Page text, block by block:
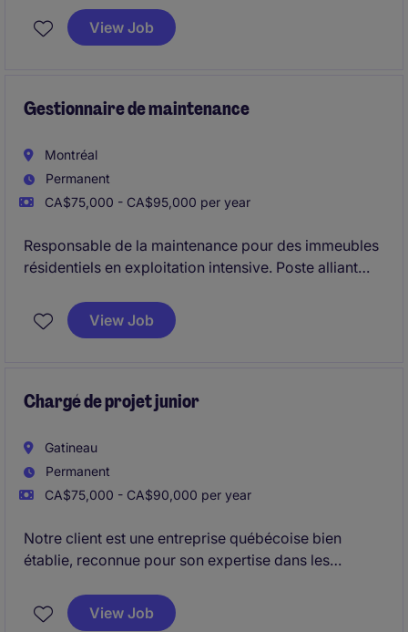
de l'énergie et des ressources naturelles. Vous
jouerez un rôle clé dans la coordination des équipes
View Job
Gestionnaire de maintenance
Montréal
Permanent
CA$75,000 - CA$95,000 per year
Responsable de la maintenance pour des immeubles
résidentiels en exploitation intensive. Poste alliant
interventions techniques ponctuelles.
View Job
Chargé de projet junior
Gatineau
Permanent
CA$75,000 - CA$90,000 per year
Notre client est une entreprise québécoise bien
établie, reconnue pour son expertise dans les
et institutionnelle. Présente depuis plusieurs
décennies, elle est solidement implantée dans la
View Job